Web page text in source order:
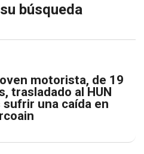
búsqueda
motorista, de 19
trasladado al HUN
sufrir una caída en